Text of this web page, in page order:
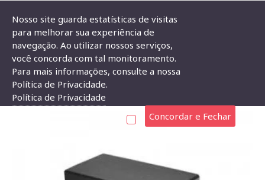
Caixa Patola PB-203 44x85x97
CAIXA PATOLA PB-203 44X85X97
Nosso site guarda estatísticas de visitas
para melhorar sua experiência de
navegação. Ao utilizar nossos serviços,
você concorda com tal monitoramento.
Para mais informações, consulte a nossa
Política de Privacidade.
Política de Privacidade
Concordar e Fechar